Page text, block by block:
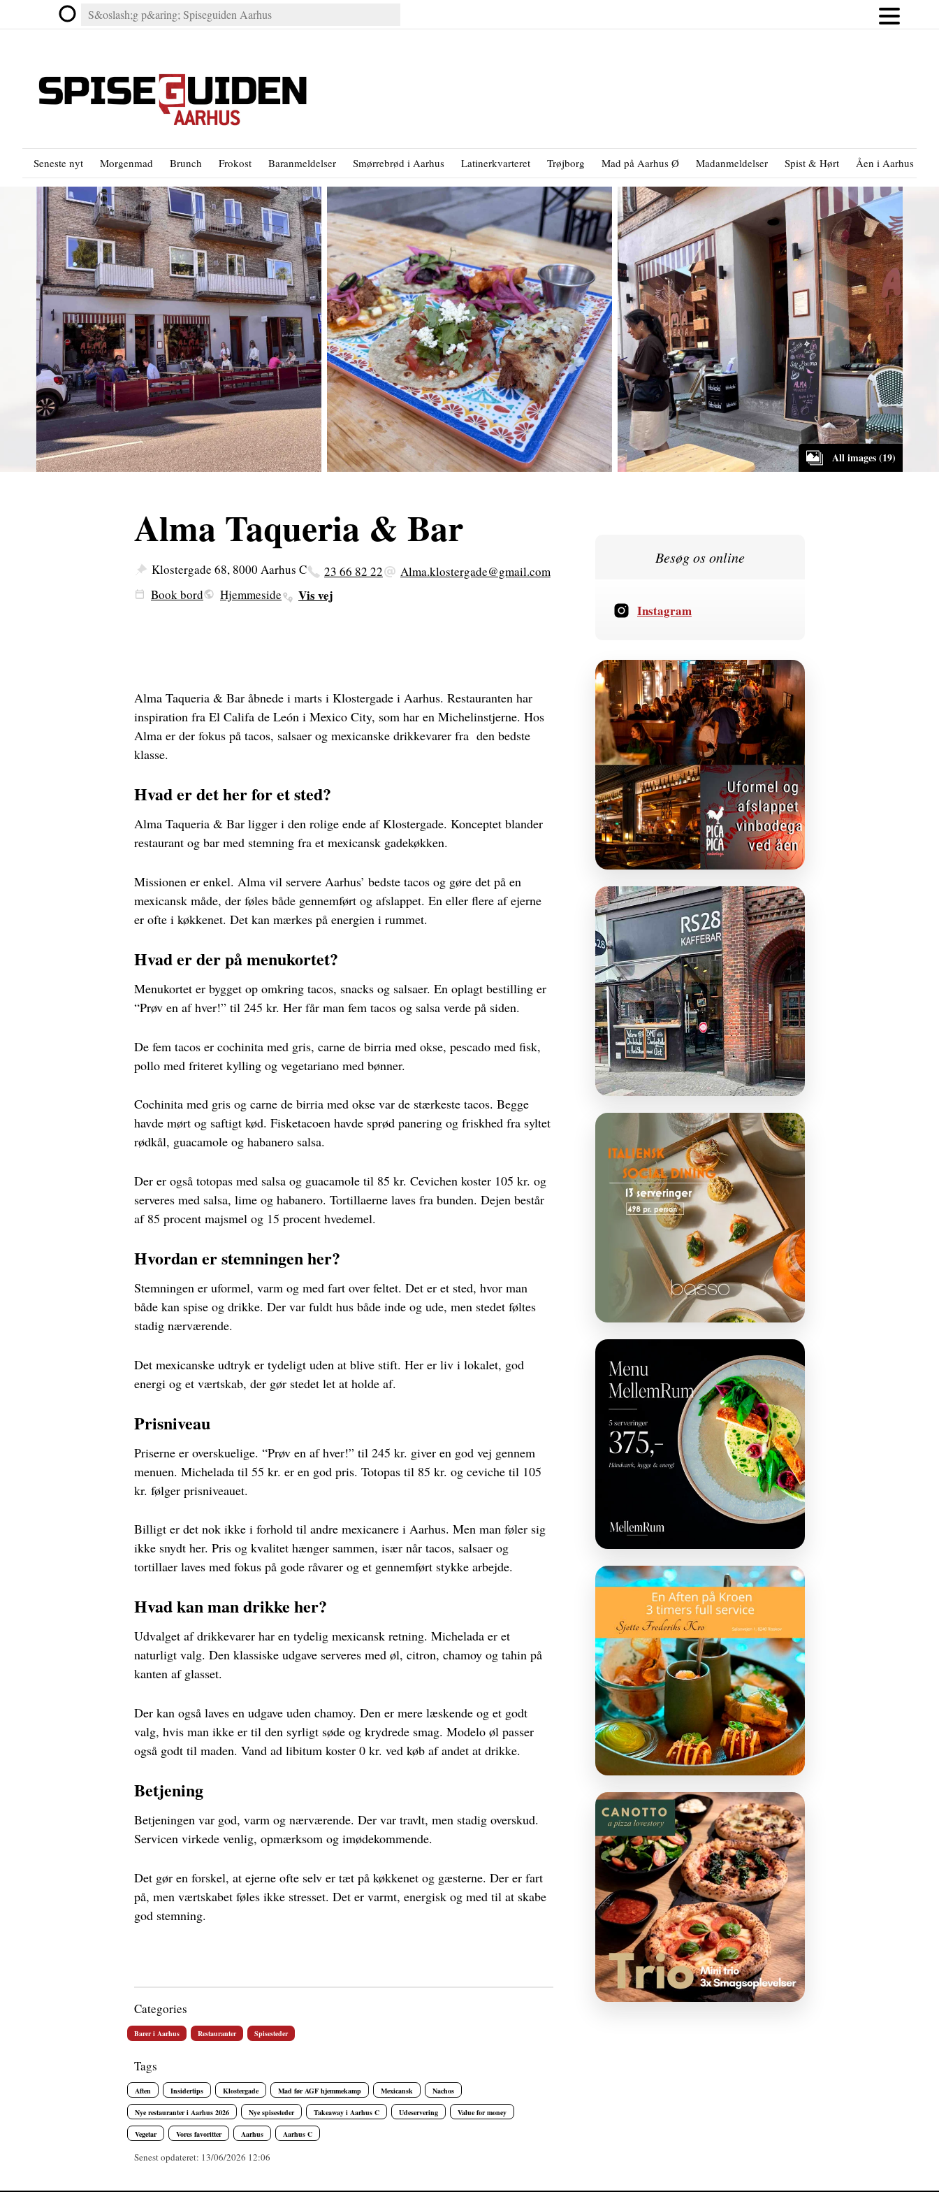
Seneste nyt Morgenmad Brunch Frokost Baranmeldelser Smørrebrød i Aarhus Latinerkvarteret Trøjborg Mad på Aarhus Ø Madanmeldelser Spist & Hørt Åen i Aarhus
All images (19)
Alma Taqueria & Bar
Klostergade 68, 8000 Aarhus C 23 66 82 22
Alma.klostergade@gmail.com
Book bord
Hjemmeside Vis vej
Alma Taqueria & Bar åbnede i marts i Klostergade i Aarhus. Restauranten har
inspiration fra El Califa de León i Mexico City, som har en Michelinstjerne. Hos
Alma er der fokus på tacos, salsaer og mexicanske drikkevarer fra den bedste
klasse.
Hvad er det her for et sted?
Alma Taqueria & Bar ligger i den rolige ende af Klostergade. Konceptet blander
restaurant og bar med stemning fra et mexicansk gadekøkken.
Missionen er enkel. Alma vil servere Aarhus’ bedste tacos og gøre det på en
mexicansk måde, der føles både gennemført og afslappet. En eller flere af ejerne
er ofte i køkkenet. Det kan mærkes på energien i rummet.
Hvad er der på menukortet?
Menukortet er bygget op omkring tacos, snacks og salsaer. En oplagt bestilling er
“Prøv en af hver!” til 245 kr. Her får man fem tacos og salsa verde på siden.
De fem tacos er cochinita med gris, carne de birria med okse, pescado med fisk,
pollo med friteret kylling og vegetariano med bønner.
Cochinita med gris og carne de birria med okse var de stærkeste tacos. Begge
havde mørt og saftigt kød. Fisketacoen havde sprød panering og friskhed fra syltet
rødkål, guacamole og habanero salsa.
Der er også totopas med salsa og guacamole til 85 kr. Cevichen koster 105 kr. og
serveres med salsa, lime og habanero. Tortillaerne laves fra bunden. Dejen består
af 85 procent majsmel og 15 procent hvedemel.
Hvordan er stemningen her?
Stemningen er uformel, varm og med fart over feltet. Det er et sted, hvor man
både kan spise og drikke. Der var fuldt hus både inde og ude, men stedet føltes
stadig nærværende.
Det mexicanske udtryk er tydeligt uden at blive stift. Her er liv i lokalet, god
energi og et værtskab, der gør stedet let at holde af.
Prisniveau
Priserne er overskuelige. “Prøv en af hver!” til 245 kr. giver en god vej gennem
menuen. Michelada til 55 kr. er en god pris. Totopas til 85 kr. og ceviche til 105
kr. følger prisniveauet.
Billigt er det nok ikke i forhold til andre mexicanere i Aarhus. Men man føler sig
ikke snydt her. Pris og kvalitet hænger sammen, især når tacos, salsaer og
tortillaer laves med fokus på gode råvarer og et gennemført stykke arbejde.
Hvad kan man drikke her?
Udvalget af drikkevarer har en tydelig mexicansk retning. Michelada er et
naturligt valg. Den klassiske udgave serveres med øl, citron, chamoy og tahin på
kanten af glasset.
Der kan også laves en udgave uden chamoy. Den er mere læskende og et godt
valg, hvis man ikke er til den syrligt søde og krydrede smag. Modelo øl passer
også godt til maden. Vand ad libitum koster 0 kr. ved køb af andet at drikke.
Betjening
Betjeningen var god, varm og nærværende. Der var travlt, men stadig overskud.
Servicen virkede venlig, opmærksom og imødekommende.
Det gør en forskel, at ejerne ofte selv er tæt på køkkenet og gæsterne. Der er fart
på, men værtskabet føles ikke stresset. Det er varmt, energisk og med til at skabe
god stemning.
Categories
Barer i Aarhus Restauranter Spisesteder
Tags
Aften Insidertips Klostergade Mad før AGF hjemmekamp Mexicansk Nachos
Nye restauranter i Aarhus 2026 Nye spisesteder Takeaway i Aarhus C Udeservering Value for money
Vegetar Vores favoritter Aarhus Aarhus C
Senest opdateret: 13/06/2026 12:06
Besøg os online
Instagram